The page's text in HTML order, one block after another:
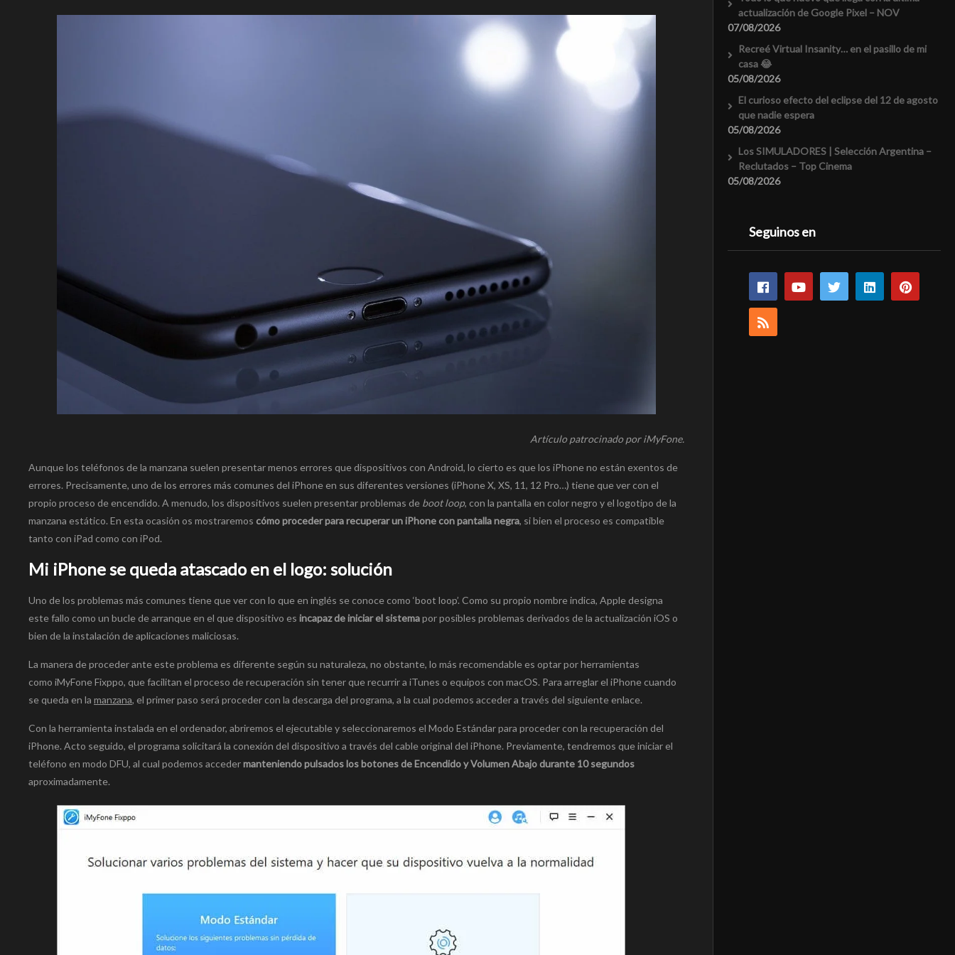
Artículo patrocinado por iMyFone.
Aunque los teléfonos de la manzana suelen presentar menos errores que dispositivos con Android, lo cierto es que los iPhone no están exentos de
errores. Precisamente, uno de los errores más comunes del iPhone en sus diferentes versiones (iPhone X, XS, 11, 12 Pro…) tiene que ver con el
propio proceso de encendido. A menudo, los dispositivos suelen presentar problemas de boot loop, con la pantalla en color negro y el logotipo de la
manzana estático. En esta ocasión os mostraremos cómo proceder para recuperar un iPhone con pantalla negra, si bien el proceso es compatible
tanto con iPad como con iPod.
Mi iPhone se queda atascado en el logo: solución
Uno de los problemas más comunes tiene que ver con lo que en inglés se conoce como ‘boot loop’. Como su propio nombre indica, Apple designa
este fallo como un bucle de arranque en el que dispositivo es incapaz de iniciar el sistemapor posibles problemas derivados de la actualización iOS o
bien de la instalación de aplicaciones maliciosas.
La manera de proceder ante este problema es diferente según su naturaleza, no obstante, lo más recomendable es optar por herramientas
como iMyFone Fixppo, que facilitan el proceso de recuperación sin tener que recurrir a iTunes o equipos con macOS. Para arreglar el iPhone cuando
se queda en la manzana, el primer paso será proceder con la descarga del programa, a la cual podemos acceder a través del siguiente enlace.
Con la herramienta instalada en el ordenador, abriremos el ejecutable y seleccionaremos el Modo Estándar para proceder con la recuperación del
iPhone. Acto seguido, el programa solicitará la conexión del dispositivo a través del cable original del iPhone. Previamente, tendremos que iniciar el
teléfono en modo DFU, al cual podemos accedermanteniendo pulsados los botones de Encendido y Volumen Abajo durante 10 segundos
aproximadamente.
actualización de Google Pixel – NOV
07/08/2026
Recreé Virtual Insanity… en el pasillo de mi
casa 😂
05/08/2026
El curioso efecto del eclipse del 12 de agosto
que nadie espera
05/08/2026
Los SIMULADORES | Selección Argentina –
Reclutados – Top Cinema
05/08/2026
Seguinos en